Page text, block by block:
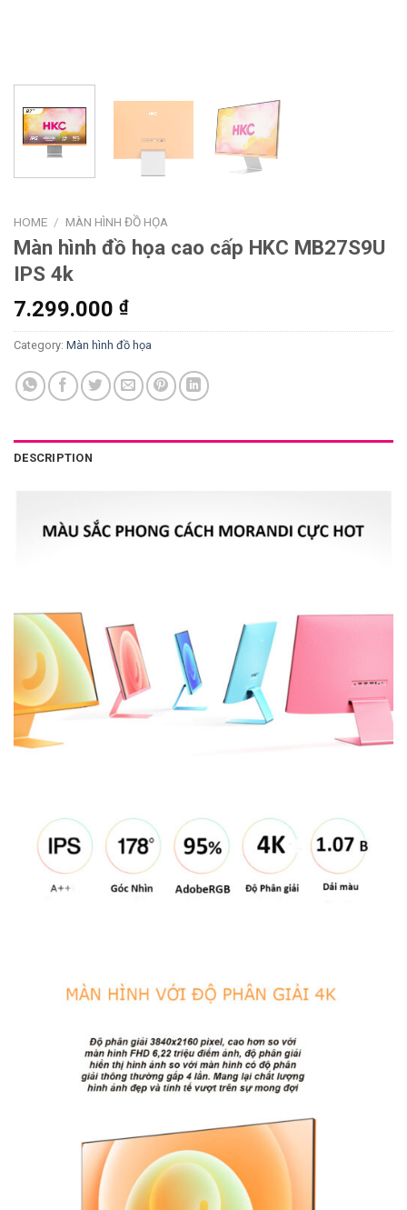
HOME / MÀN HÌNH ĐỒ HỌA
Màn hình đồ họa cao cấp HKC MB27S9U
IPS 4k
7.299.000 ₫
Category: Màn hình đồ họa
DESCRIPTION